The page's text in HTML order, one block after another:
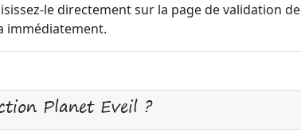
le directement sur la page de validation de
immédiatement.
Planet Eveil ?